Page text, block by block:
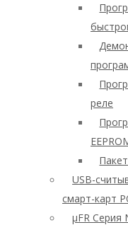
реле
USB-
смарт-карт
μFR Серия